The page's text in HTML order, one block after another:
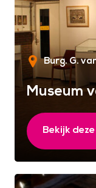
Burg. G.
Museum
Bekijk